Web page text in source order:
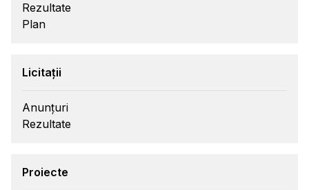
Rezultate
Plan
Licitații
Anunțuri
Rezultate
Proiecte